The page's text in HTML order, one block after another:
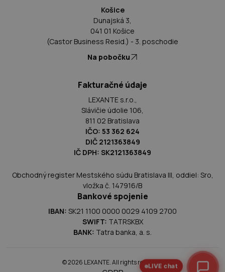
Košice
Dunajská 3,
041 01 Košice
(Castor Business Resid.) - 3. poschodie
Na pobočku
Fakturačné údaje
LEXANTE s.r.o.,
Slávičie údolie 106,
811 02 Bratislava
IČO: 53 362 624
DIČ 2121363849
IČ DPH: SK2121363849
Obchodný register Mestského súdu Bratislava III, oddiel: Sro,
vložka č. 147916/B
Bankové spojenie
IBAN: SK21 1100 0000 0029 4109 2700
SWIFT: TATRSKBX
BANK: Tatra banka, a. s.
© 2026 LEXANTE. All rights reserved.LIVE chat